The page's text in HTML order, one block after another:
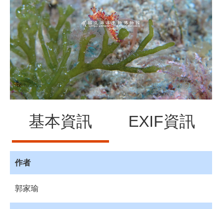
源
訊
息
發
布
諮
詢
服
專
頁
基本資訊 EXIF資訊
作者
郭家瑜